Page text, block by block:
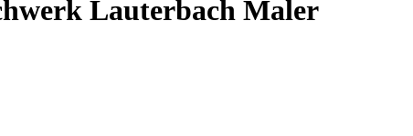
Lauterbach Maler